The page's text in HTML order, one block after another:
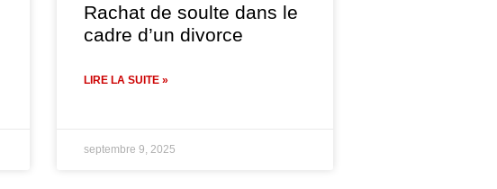
Rachat de soulte dans le
cadre d’un divorce
LIRE LA SUITE »
septembre 9, 2025